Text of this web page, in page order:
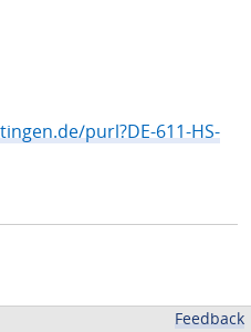
purl?DE-611-HS-
Feedback